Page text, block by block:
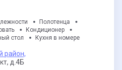
Полотенца
Кондиционер
стол Кухня в номере
район,
д.4Б